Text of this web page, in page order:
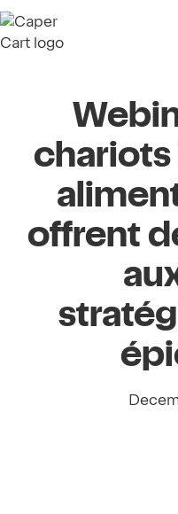
offrent